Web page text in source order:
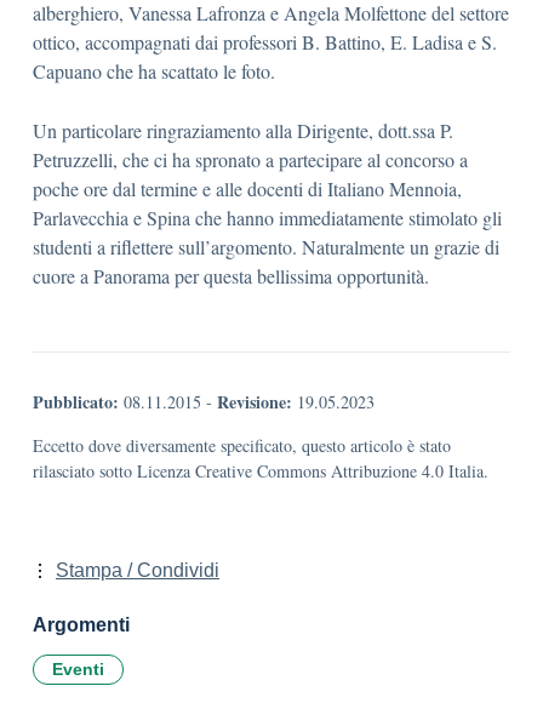
alberghiero, Vanessa Lafronza e Angela Molfettone del settore
ottico, accompagnati dai professori B. Battino, E. Ladisa e S.
Capuano che ha scattato le foto.
Un particolare ringraziamento alla Dirigente, dott.ssa P.
Petruzzelli, che ci ha spronato a partecipare al concorso a
poche ore dal termine e alle docenti di Italiano Mennoia,
Parlavecchia e Spina che hanno immediatamente stimolato gli
studenti a riflettere sull’argomento. Naturalmente un grazie di
cuore a Panorama per questa bellissima opportunità.
Pubblicato: 08.11.2015 - Revisione: 19.05.2023
Eccetto dove diversamente specificato, questo articolo è stato
rilasciato sotto Licenza Creative Commons Attribuzione 4.0 Italia.
Stampa / Condividi
Argomenti
Eventi